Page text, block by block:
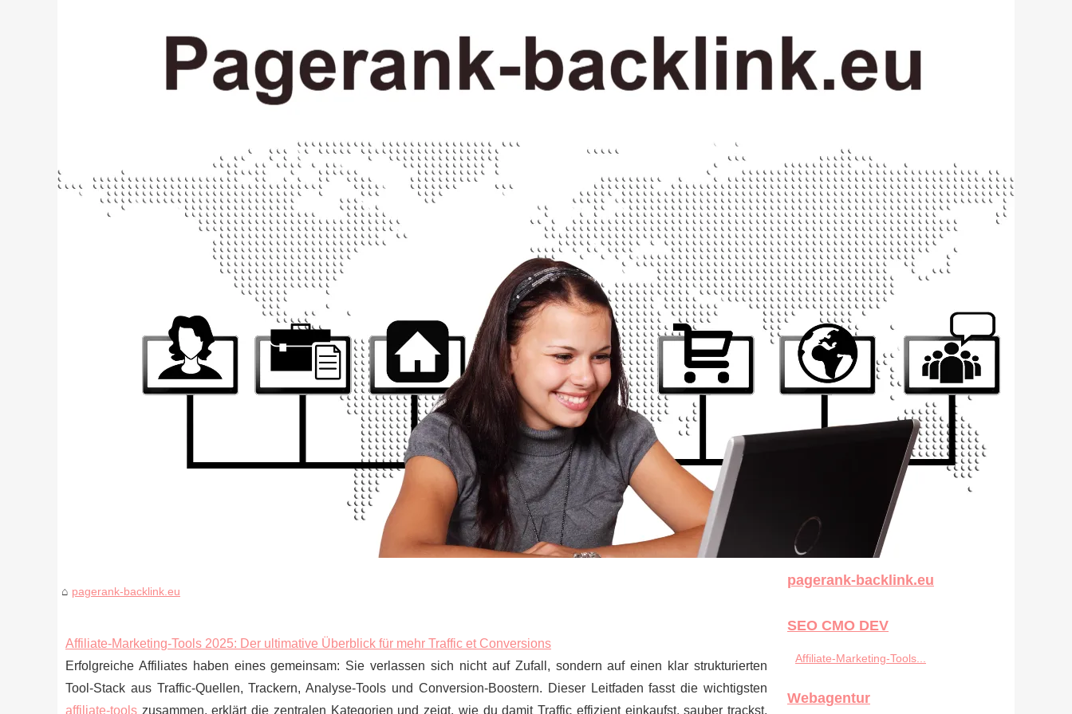
pagerank-backlink.eu
Affiliate‑Marketing‑Tools 2025: Der ultimative Überblick für mehr Traffic et Conversions
Erfolgreiche Affiliates haben eines gemeinsam: Sie verlassen sich nicht auf Zufall, sondern auf einen klar strukturierten
Tool‑Stack aus Traffic‑Quellen, Trackern, Analyse‑Tools und Conversion‑Boostern. Dieser Leitfaden fasst die wichtigsten
affiliate-tools zusammen, erklärt die zentralen Kategorien und zeigt, wie du damit Traffic effizient einkaufst, sauber trackst,
pagerank-backlink.eu
SEO CMO DEV
Affiliate‑Marketing‑Tools...
Webagentur